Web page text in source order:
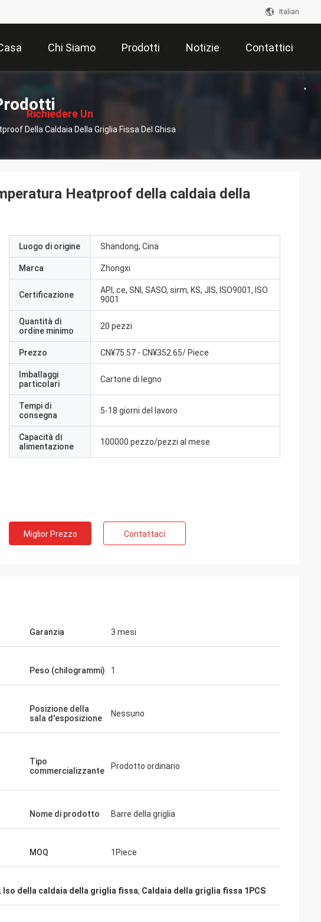
Italian
Chi Siamo Prodotti Notizie Contattici
Richiedere Un
Preventivo
Della Caldaia Della Griglia Fissa Del Ghisa
Heatproof della caldaia della
Luogo di origine Shandong, Cina
Marca Zhongxi
Certificazione
API, ce, SNI, SASO, sirm, KS, JIS, ISO9001, ISO
9001
Quantità di
ordine minimo
20 pezzi
Prezzo CN¥75.57 - CN¥352.65/ Piece
Imballaggi
particolari
Cartone di legno
Tempi di
consegna
5-18 giorni del lavoro
Capacità di
alimentazione
100000 pezzo/pezzi al mese
Miglior Prezzo Contattaci
Garanzia 3 mesi
Peso (chilogrammi) 1
Posizione della
sala d'esposizione
Nessuno
Tipo
commercializzante
Prodotto ordinario
Nome di prodotto Barre della griglia
MOQ 1Piece
, Iso della caldaia della griglia fissa, Caldaia della griglia fissa 1PCS